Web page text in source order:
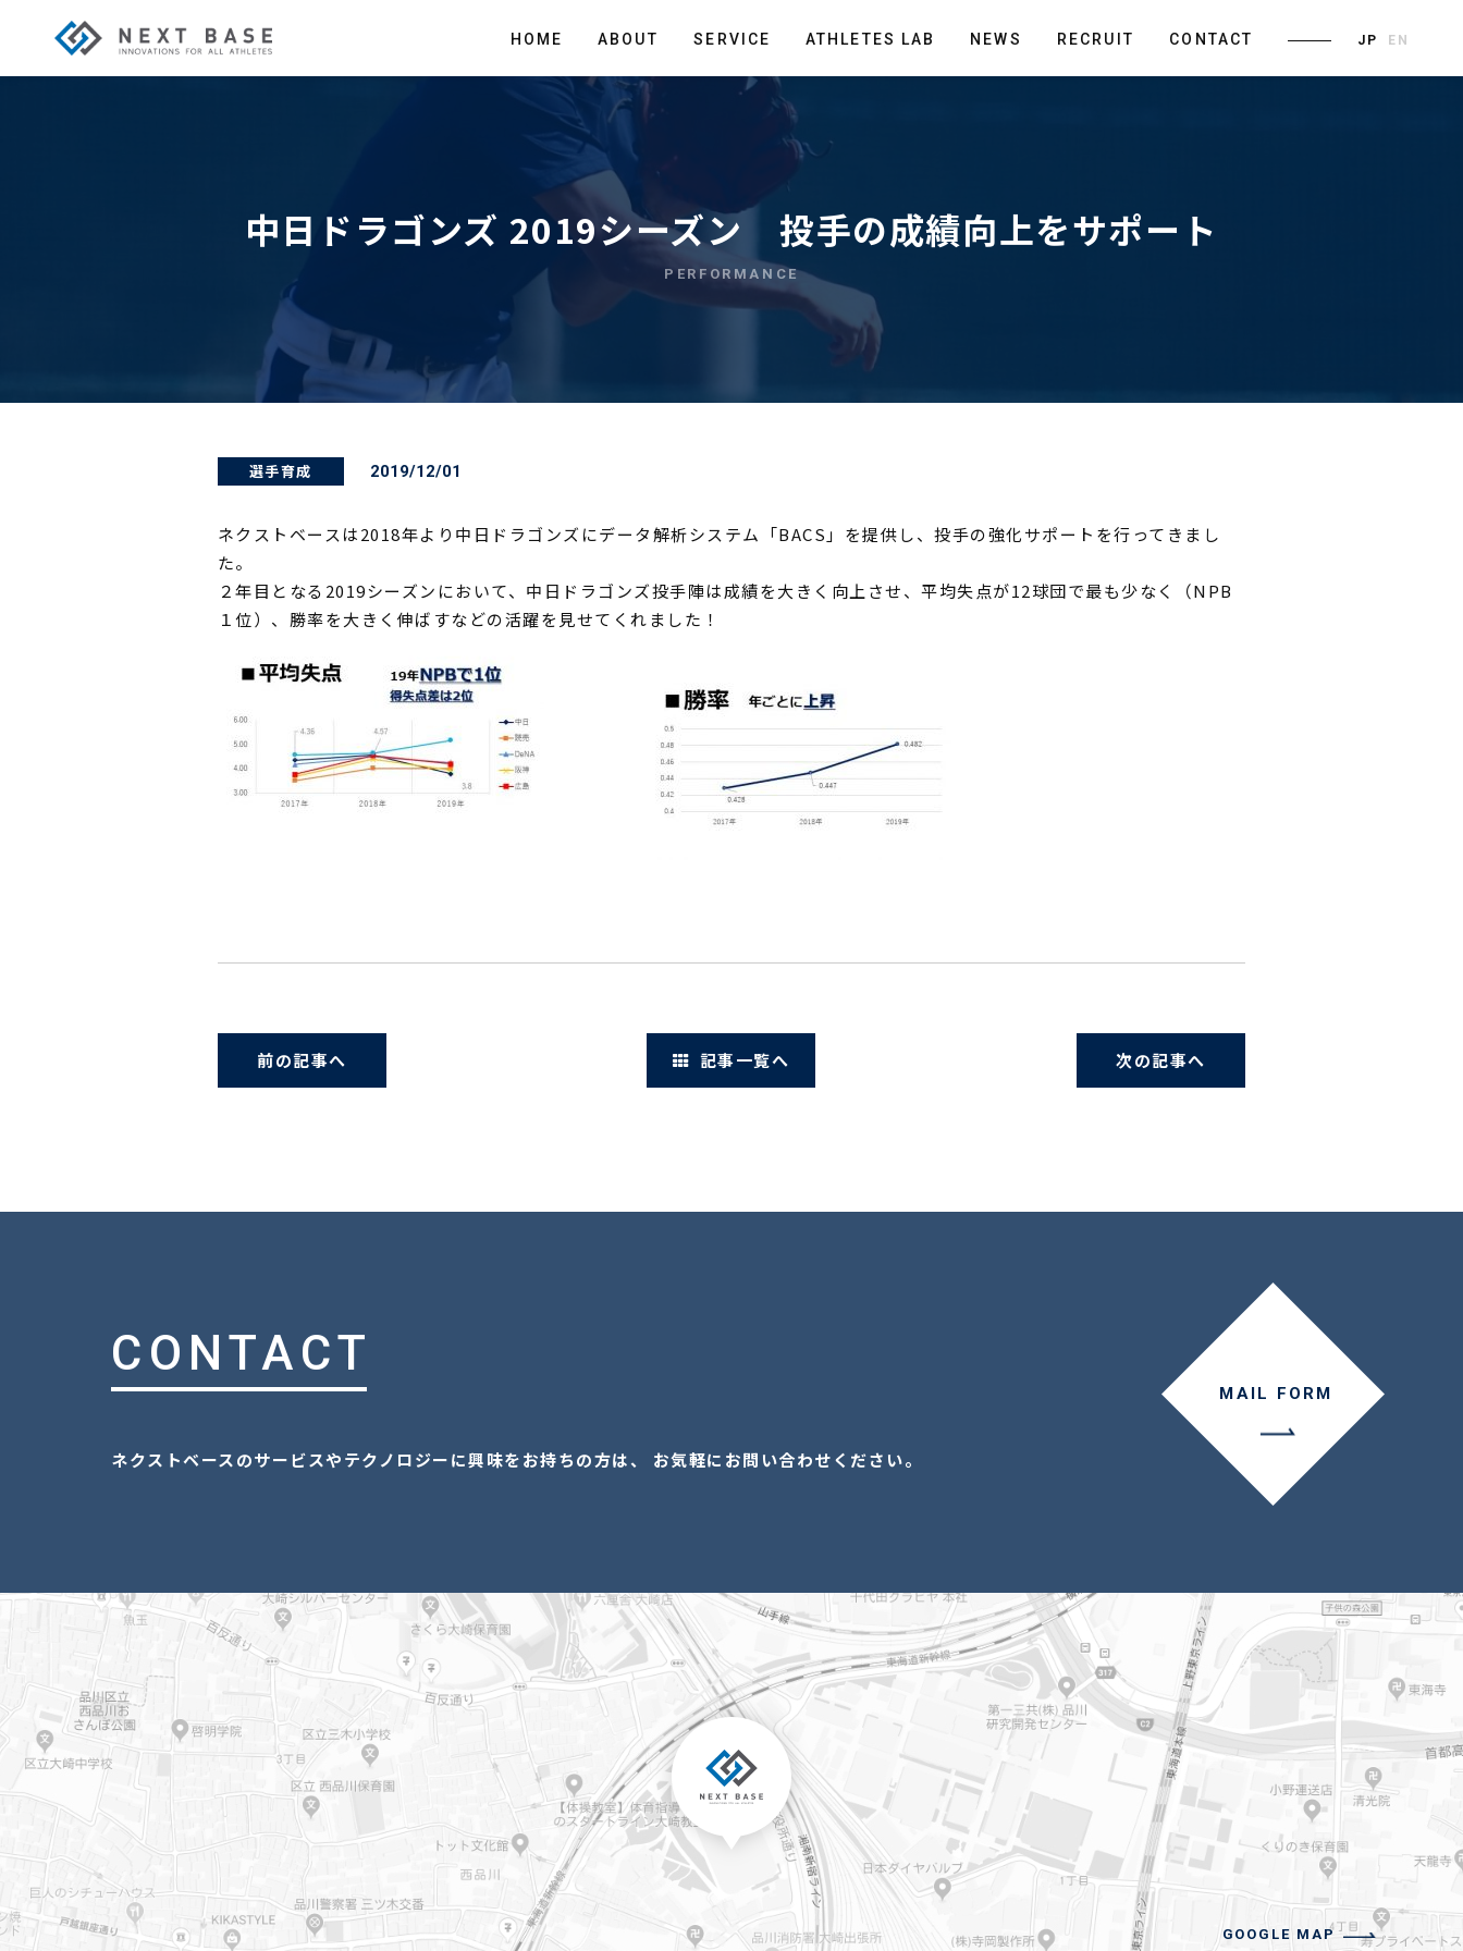
HOME ABOUT SERVICE ATHLETES LAB NEWS RECRUIT CONTACT JP EN
中日ドラゴンズ 2019シーズン 投手の成績向上をサポート
PERFORMANCE
選手育成 2019/12/01
ネクストベースは2018年より中日ドラゴンズにデータ解析システム「BACS」を提供し、投手の強化サポートを行ってきまし
た。
２年目となる2019シーズンにおいて、中日ドラゴンズ投手陣は成績を大きく向上させ、平均失点が12球団で最も少なく（NPB
１位）、勝率を大きく伸ばすなどの活躍を見せてくれました！
前の記事へ 記事一覧へ 次の記事へ
CONTACT
ネクストベースのサービスやテクノロジーに興味をお持ちの方は、 お気軽にお問い合わせください。
MAIL FORM
GOOGLE MAP